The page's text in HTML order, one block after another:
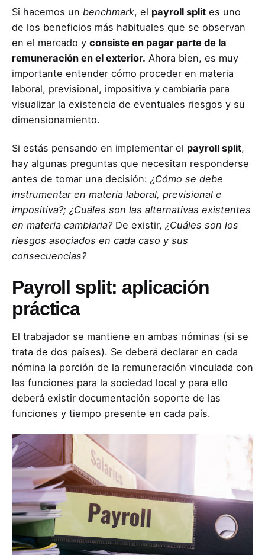
Si hacemos un benchmark, el payroll split es uno
de los beneficios más habituales que se observan
en el mercado y consiste en pagar parte de la
remuneración en el exterior. Ahora bien, es muy
importante entender cómo proceder en materia
laboral, previsional, impositiva y cambiaria para
visualizar la existencia de eventuales riesgos y su
dimensionamiento.
Si estás pensando en implementar el payroll split,
hay algunas preguntas que necesitan responderse
antes de tomar una decisión: ¿Cómo se debe
instrumentar en materia laboral, previsional e
impositiva?; ¿Cuáles son las alternativas existentes
en materia cambiaria? De existir, ¿Cuáles son los
riesgos asociados en cada caso y sus
consecuencias?
Payroll split: aplicación
práctica
El trabajador se mantiene en ambas nóminas (si se
trata de dos países). Se deberá declarar en cada
nómina la porción de la remuneración vinculada con
las funciones para la sociedad local y para ello
deberá existir documentación soporte de las
funciones y tiempo presente en cada país.